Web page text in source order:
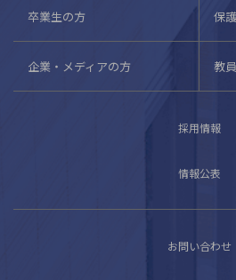
卒業生の方 保
企業・メディアの方 教
採用情報
情報公表
お問い合わせ